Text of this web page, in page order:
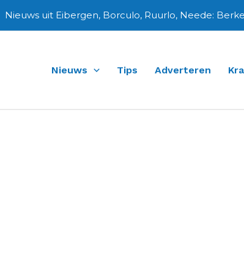
Nieuws uit Eibergen, Borculo, Ruurlo, Neede:
Nieuws Tips Adverteren